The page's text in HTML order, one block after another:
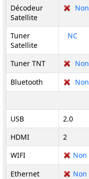
Décodeur
Satellite
Non
Tuner
Satellite
NC
Tuner TNT
Non
Bluetooth
Non
USB
2.0
HDMI
2
WIFI
Non
Ethernet
Non